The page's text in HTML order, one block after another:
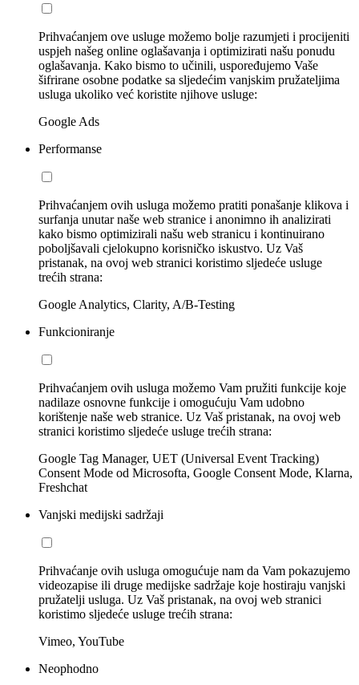
Prihvaćanjem ove usluge možemo bolje razumjeti i procijeniti
uspjeh našeg online oglašavanja i optimizirati našu ponudu
oglašavanja. Kako bismo to učinili, uspoređujemo Vaše
šifrirane osobne podatke sa sljedećim vanjskim pružateljima
usluga ukoliko već koristite njihove usluge:
Google Ads
Performanse
Prihvaćanjem ovih usluga možemo pratiti ponašanje klikova i
surfanja unutar naše web stranice i anonimno ih analizirati
kako bismo optimizirali našu web stranicu i kontinuirano
poboljšavali cjelokupno korisničko iskustvo. Uz Vaš
pristanak, na ovoj web stranici koristimo sljedeće usluge
trećih strana:
Google Analytics, Clarity, A/B-Testing
Funkcioniranje
Prihvaćanjem ovih usluga možemo Vam pružiti funkcije koje
nadilaze osnovne funkcije i omogućuju Vam udobno
korištenje naše web stranice. Uz Vaš pristanak, na ovoj web
stranici koristimo sljedeće usluge trećih strana:
Google Tag Manager, UET (Universal Event Tracking)
Consent Mode od Microsofta, Google Consent Mode, Klarna,
Freshchat
Vanjski medijski sadržaji
Prihvaćanje ovih usluga omogućuje nam da Vam pokazujemo
videozapise ili druge medijske sadržaje koje hostiraju vanjski
pružatelji usluga. Uz Vaš pristanak, na ovoj web stranici
koristimo sljedeće usluge trećih strana:
Vimeo, YouTube
Neophodno